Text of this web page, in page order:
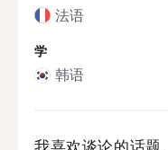
法语
学
韩语
我喜欢谈论的话题